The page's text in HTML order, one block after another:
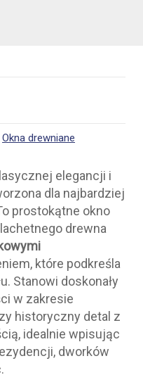
Okna drewniane
elegancji i
dla najbardziej
prostokątne okno
drewna
które podkreśla
Stanowi doskonały
w zakresie
historyczny detal z
idealnie wpisując
dworków